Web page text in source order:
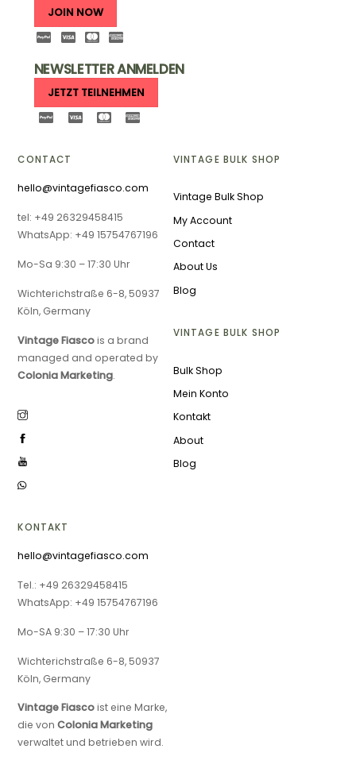
JOIN NOW
NEWSLETTER ANMELDEN
JETZT TEILNEHMEN
CONTACT
hello@vintagefiasco.com
tel: +49 26329458415
WhatsApp: +49 15754767196
Mo-Sa 9:30 – 17:30 Uhr
Wichterichstraße 6-8, 50937
Köln, Germany
Vintage Fiascois a brand
managed and operated by
Colonia Marketing.
KONTAKT
hello@vintagefiasco.com
Tel.: +49 26329458415
WhatsApp: +49 15754767196
Mo-SA 9:30 – 17:30 Uhr
Wichterichstraße 6-8, 50937
Köln, Germany
Vintage Fiascoist eine Marke,
die vonColonia Marketing
verwaltet und betrieben wird.
VINTAGE BULK SHOP
Vintage Bulk Shop
My Account
Contact
About Us
Blog
VINTAGE BULK SHOP
Bulk Shop
Mein Konto
Kontakt
About
Blog